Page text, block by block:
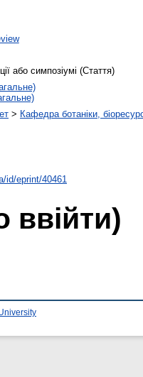
або симпозіумі (Стаття)
> Кафедра ботаніки,
id/eprint/40461
ввійти)